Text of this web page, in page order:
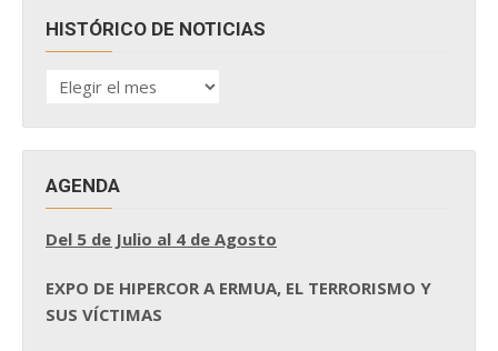
HISTÓRICO DE NOTICIAS
HISTÓRICO
DE
AGENDA
Del 5 de Julio al 4 de Agosto
EXPO DE HIPERCOR A ERMUA, EL TERRORISMO Y
SUS VÍCTIMAS